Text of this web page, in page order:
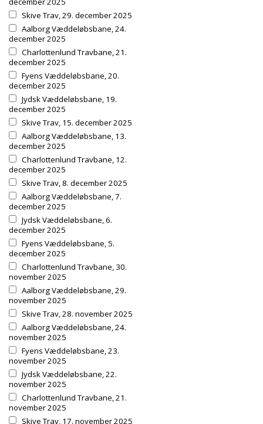
Skive Trav, 29. december 2025
Aalborg Væddeløbsbane, 24.
december 2025
Charlottenlund Travbane, 21.
december 2025
Fyens Væddeløbsbane, 20.
december 2025
Jydsk Væddeløbsbane, 19.
december 2025
Skive Trav, 15. december 2025
Aalborg Væddeløbsbane, 13.
december 2025
Charlottenlund Travbane, 12.
december 2025
Skive Trav, 8. december 2025
Aalborg Væddeløbsbane, 7.
december 2025
Jydsk Væddeløbsbane, 6.
december 2025
Fyens Væddeløbsbane, 5.
december 2025
Charlottenlund Travbane, 30.
november 2025
Aalborg Væddeløbsbane, 29.
november 2025
Skive Trav, 28. november 2025
Aalborg Væddeløbsbane, 24.
november 2025
Fyens Væddeløbsbane, 23.
november 2025
Jydsk Væddeløbsbane, 22.
november 2025
Charlottenlund Travbane, 21.
november 2025
Skive Trav, 17. november 2025